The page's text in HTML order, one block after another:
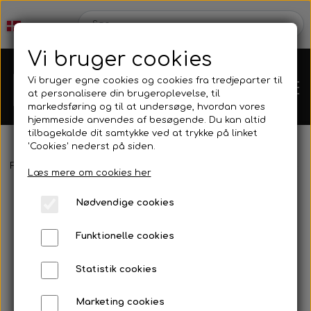
Webshop
Produkt Nyheder
Tilbud
Kleinsub
Billedgalleri
Forside
Vi bruger cookies
Vi bruger egne cookies og cookies fra tredjeparter til
at personalisere din brugeroplevelse, til
markedsføring og til at undersøge, hvordan vores
hjemmeside anvendes af besøgende. Du kan altid
tilbagekalde dit samtykke ved at trykke på linket
'Cookies' nederst på siden.
Læs mere om cookies her
Nødvendige cookies
Funktionelle cookies
Statistik cookies
Marketing cookies